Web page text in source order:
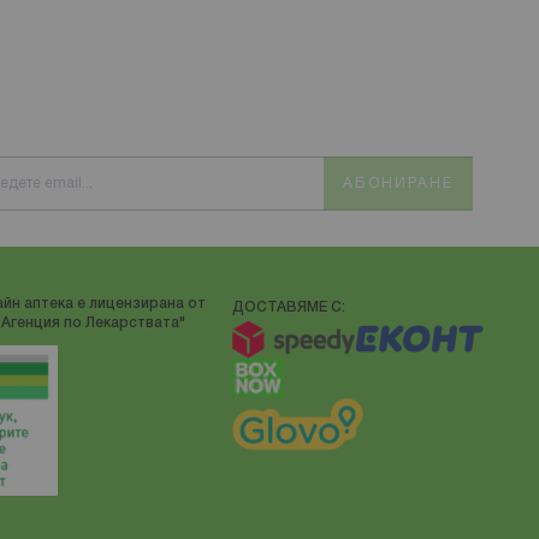
АБОНИРАНЕ
аптека е лицензирана от
по Лекарствата"
ДОСТАВЯМЕ С: